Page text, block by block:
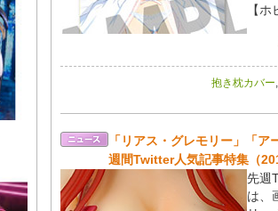
【
抱き枕カバー,
「リアス・グレモリー」「
週間Twitter人気記事特集（
先週
は、